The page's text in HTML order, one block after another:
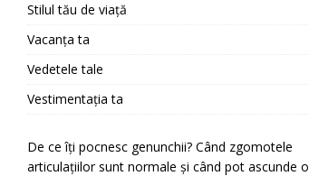
Stilul tău de viață
Vacanța ta
Vedetele tale
Vestimentația ta
De ce îți pocnesc genunchii? Când zgomotele
articulațiilor sunt normale și când pot ascunde o